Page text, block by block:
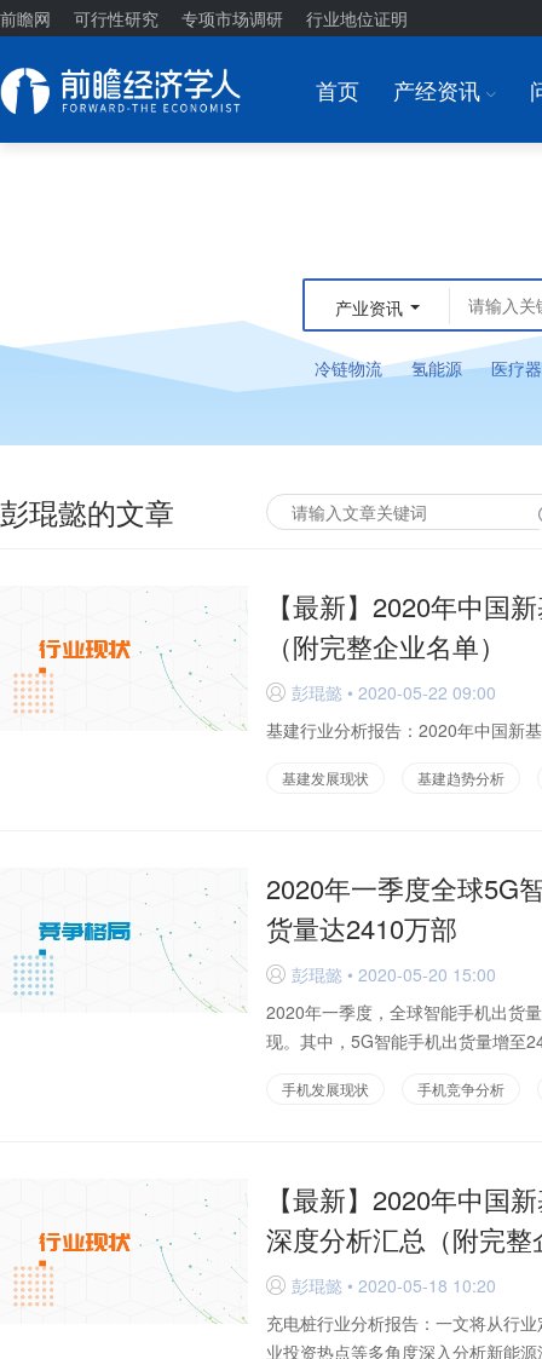
前瞻网 可行性研究 专项市场调研 行业地位证明
首页 产经资讯 I
产业资讯
冷链物流 氢能源 医疗
彭琨懿的文章
【最新】2020年中国
（附完整企业名单）
D 彭琨懿 • 2020-05-22 09:00
基建行业分析报告：2020年中国新
基建发展现状 基建趋势分析
2020年一季度全球5G
货量达2410万部
D 彭琨懿 • 2020-05-20 15:00
2020年一季度，全球智能手机出货
现。其中，5G智能手机出货量增至
手机发展现状 手机竞争分析
【最新】2020年中国
深度分析汇总（附完整
D 彭琨懿 • 2020-05-18 10:20
充电桩行业分析报告：一文将从行
业投资热点等多角度深入分析新能